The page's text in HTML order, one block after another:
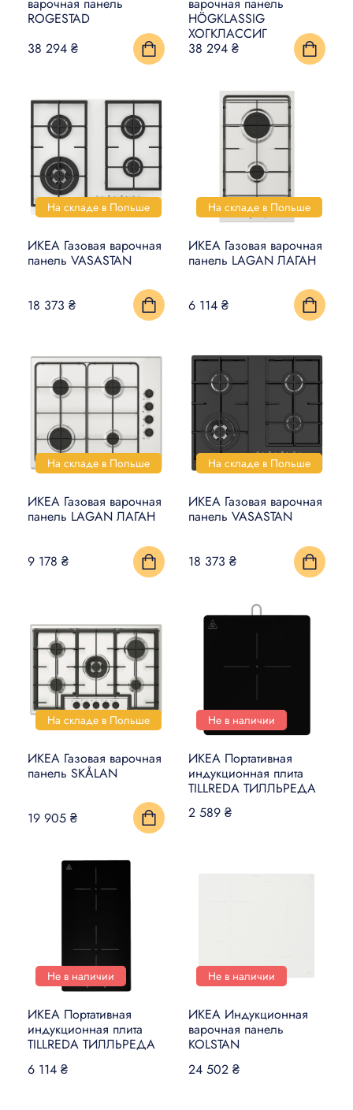
ROGESTAD
38 294 ₴
HÖGKLASSIG
ХОГКЛАССИГ
38 294 ₴
На складе в Польше
ИКЕА Газовая варочная
панель VASASTAN
18 373 ₴
На складе в Польше
ИКЕА Газовая варочная
панель LAGAN ЛАГАН
6 114 ₴
На складе в Польше
ИКЕА Газовая варочная
панель LAGAN ЛАГАН
9 178 ₴
На складе в Польше
ИКЕА Газовая варочная
панель VASASTAN
18 373 ₴
На складе в Польше
ИКЕА Газовая варочная
панель SKÅLAN
19 905 ₴
Не в наличии
ИКЕА Портативная
индукционная плита
TILLREDA ТИЛЛЬРЕДА
2 589 ₴
Не в наличии
ИКЕА Портативная
индукционная плита
TILLREDA ТИЛЛЬРЕДА
6 114 ₴
Не в наличии
ИКЕА Индукционная
варочная панель
KOLSTAN
24 502 ₴